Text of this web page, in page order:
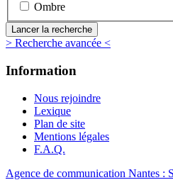
Ombre
> Recherche avancée <
Information
Nous rejoindre
Lexique
Plan de site
Mentions légales
F.A.Q.
Agence de communication Nantes :